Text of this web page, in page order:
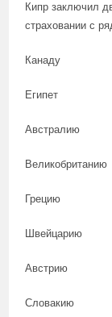
Кипр заключил
страховании с
Канаду
Египет
Австралию
Великобританию
Грецию
Швейцарию
Австрию
Словакию